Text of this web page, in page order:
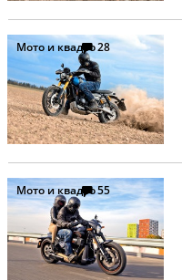
Мото и квадро28
Мото и квадро55